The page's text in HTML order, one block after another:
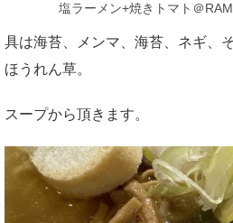
塩ラーメン+焼きトマト＠
具は海苔、メンマ、海苔、ネギ、
ほうれん草。
スープから頂きます。